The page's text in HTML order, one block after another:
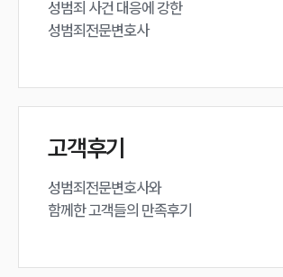
성범죄 사건 대응에 강한
성범죄전문변호사
고객후기
성범죄전문변호사와
함께한 고객들의 만족후기